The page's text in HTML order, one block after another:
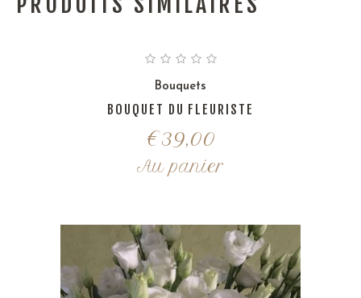
Bouquets
BOUQUET DU FLEURISTE
€39,00
Au panier